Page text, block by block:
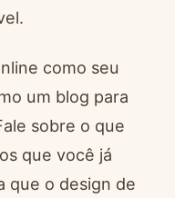
como seu
um blog para
sobre o que
que você já
que o design de